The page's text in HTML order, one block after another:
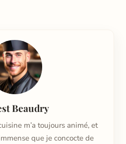
Beaudry
m’a toujours animé, et
que je concocte de